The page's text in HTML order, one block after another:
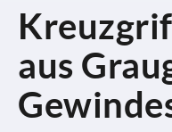
aus